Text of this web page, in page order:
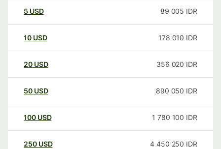
5 USD 89 005 IDR
10 USD 178 010 IDR
20 USD 356 020 IDR
50 USD 890 050 IDR
100 USD 1 780 100 IDR
250 USD 4 450 250 IDR